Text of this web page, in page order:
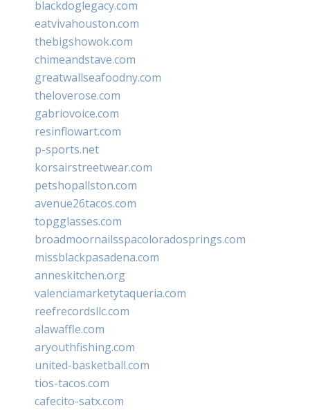
blackdoglegacy.com
eatvivahouston.com
thebigshowok.com
chimeandstave.com
greatwallseafoodny.com
theloverose.com
gabriovoice.com
resinflowart.com
p-sports.net
korsairstreetwear.com
petshopallston.com
avenue26tacos.com
topgglasses.com
broadmoornailsspacoloradosprings.com
missblackpasadena.com
anneskitchen.org
valenciamarketytaqueria.com
reefrecordsllc.com
alawaffle.com
aryouthfishing.com
united-basketball.com
tios-tacos.com
cafecito-satx.com